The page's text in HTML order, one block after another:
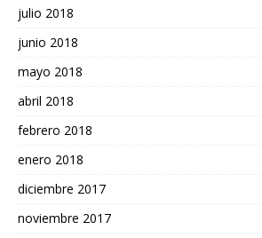
julio 2018
junio 2018
mayo 2018
abril 2018
febrero 2018
enero 2018
diciembre 2017
noviembre 2017